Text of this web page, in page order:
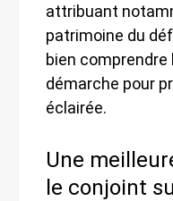
attribuant
patrimoine du
bien
démarche pour
éclairée.
Une
le conjoint